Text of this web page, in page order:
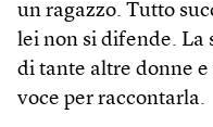
un ragazzo. Tutto
lei non si difende. La
di tante altre donne
voce per raccontarla.